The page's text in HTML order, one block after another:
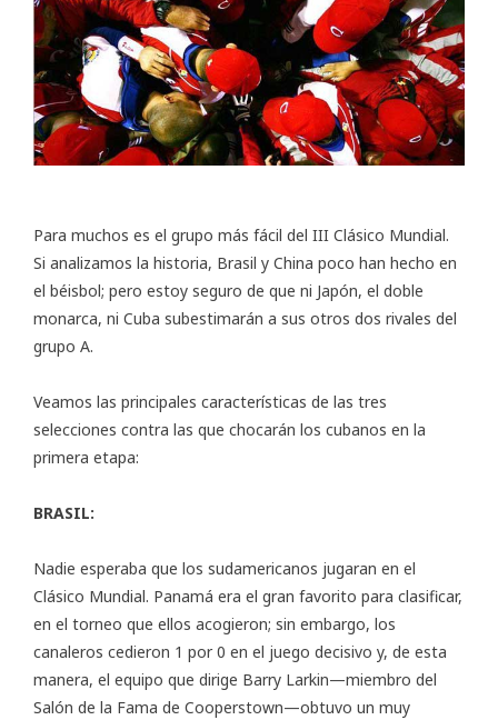
Para muchos es el grupo más fácil del III Clásico Mundial.
Si analizamos la historia, Brasil y China poco han hecho en
el béisbol; pero estoy seguro de que ni Japón, el doble
monarca, ni Cuba subestimarán a sus otros dos rivales del
grupo A.
Veamos las principales características de las tres
selecciones contra las que chocarán los cubanos en la
primera etapa:
BRASIL:
Nadie esperaba que los sudamericanos jugaran en el
Clásico Mundial. Panamá era el gran favorito para clasificar,
en el torneo que ellos acogieron; sin embargo, los
canaleros cedieron 1 por 0 en el juego decisivo y, de esta
manera, el equipo que dirige Barry Larkin—miembro del
Salón de la Fama de Cooperstown—obtuvo un muy